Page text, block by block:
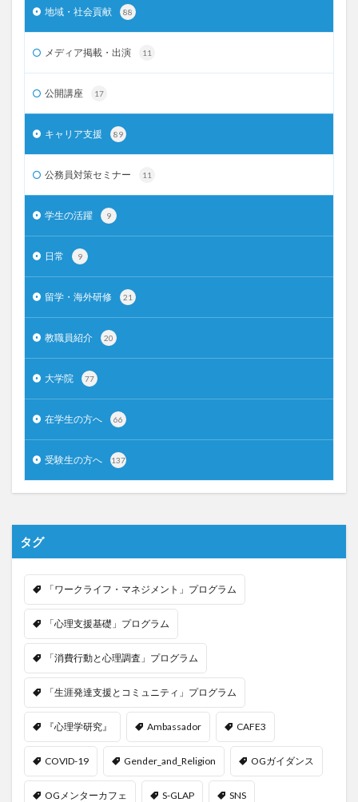
地域・社会貢献 88
メディア掲載・出演 11
公開講座 17
キャリア支援 89
公務員対策セミナー 11
学生の活躍 9
日常 9
留学・海外研修 21
教職員紹介 20
大学院 77
在学生の方へ 66
受験生の方へ 137
タグ
「ワークライフ・マネジメント」プログラム
「心理支援基礎」プログラム
「消費行動と心理調査」プログラム
「生涯発達支援とコミュニティ」プログラム
『心理学研究』 Ambassador CAFE3
COVID-19 Gender_and_Religion OGガイダンス
OGメンターカフェ S-GLAP SNS